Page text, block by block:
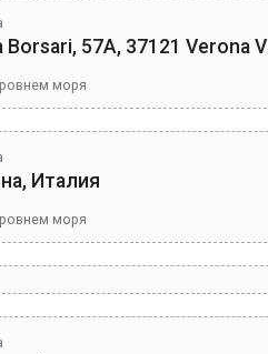
57A, 37121 Verona
моря
Италия
моря